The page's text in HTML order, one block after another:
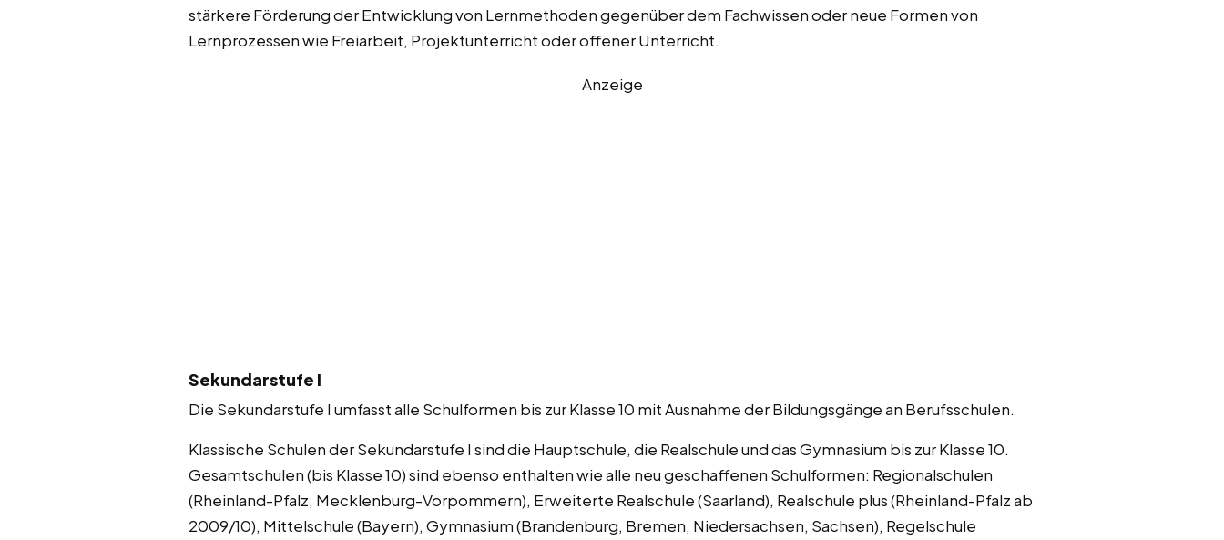
stärkere Förderung der Entwicklung von Lernmethoden gegenüber dem Fachwissen oder neue Formen von
Lernprozessen wie Freiarbeit, Projektunterricht oder offener Unterricht.
Anzeige
Sekundarstufe I
Die Sekundarstufe I umfasst alle Schulformen bis zur Klasse 10 mit Ausnahme der Bildungsgänge an Berufsschulen.
Klassische Schulen der Sekundarstufe I sind die Hauptschule, die Realschule und das Gymnasium bis zur Klasse 10.
Gesamtschulen (bis Klasse 10) sind ebenso enthalten wie alle neu geschaffenen Schulformen: Regionalschulen
(Rheinland-Pfalz, Mecklenburg-Vorpommern), Erweiterte Realschule (Saarland), Realschule plus (Rheinland-Pfalz ab
2009/10), Mittelschule (Bayern), Gymnasium (Brandenburg, Bremen, Niedersachsen, Sachsen), Regelschule